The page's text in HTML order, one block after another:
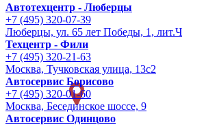
Автотехцентр - Люберцы
+7 (495) 320-07-39
Люберцы, ул. 65 лет Победы, 1, лит.Ч
Техцентр - Фили
+7 (495) 320-21-63
Москва, Тучковская улица, 13с2
Автосервис Борисово
+7 (495) 320-01-60
Москва, Бесединское шоссе, 9
Автосервис Одинцово